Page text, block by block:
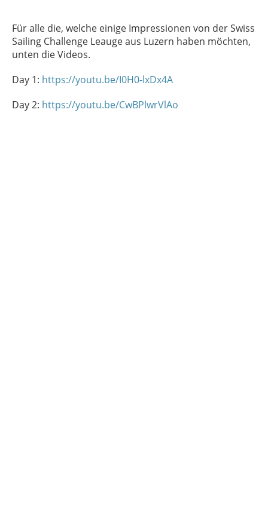
Für alle die, welche einige Impressionen von der Swiss
Sailing Challenge Leauge aus Luzern haben möchten,
unten die Videos.
Day 1: https://youtu.be/I0H0-lxDx4A
Day 2: https://youtu.be/CwBPlwrVlAo